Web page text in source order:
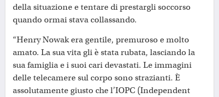
della situazione e tentare di prestargli soccorso
quando ormai stava collassando.
“Henry Nowak era gentile, premuroso e molto
amato. La sua vita gli è stata rubata, lasciando la
sua famiglia e i suoi cari devastati. Le immagini
delle telecamere sul corpo sono strazianti. È
assolutamente giusto che l’IOPC (Independent